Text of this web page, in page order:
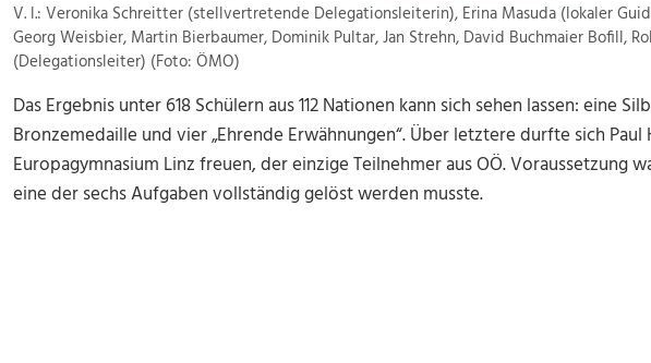
V. l.: Veronika Schreitter (stellvertretende Delegationsleiterin), Erina Masuda (lokaler
Georg Weisbier, Martin Bierbaumer, Dominik Pultar, Jan Strehn, David Buchmaier Bofill,
(Delegationsleiter) (Foto: ÖMO)
Das Ergebnis unter 618 Schülern aus 112 Nationen kann sich sehen lassen: eine
Bronzemedaille und vier „Ehrende Erwähnungen“. Über letztere durfte sich
Europagymnasium Linz freuen, der einzige Teilnehmer aus OÖ. Voraussetzung
eine der sechs Aufgaben vollständig gelöst werden musste.